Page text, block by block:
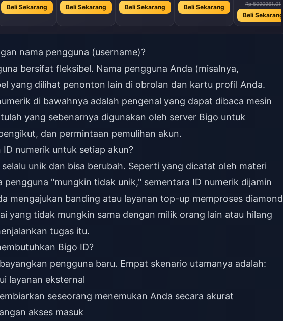
Beli Sekarang Beli Sekarang Beli Sekarang Beli Sekarang Rp 5090961.01
Beli Sekarang
nama pengguna (username)?
bersifat fleksibel. Nama pengguna Anda (misalnya,
yang dilihat penonton lain di obrolan dan kartu profil Anda.
di bawahnya adalah pengenal yang dapat dibaca mesin
yang sebenarnya digunakan oleh server Bigo untuk
dan permintaan pemulihan akun.
numerik untuk setiap akun?
unik dan bisa berubah. Seperti yang dicatat oleh materi
pengguna "mungkin tidak unik," sementara ID numerik dijamin
mengajukan banding atau layanan top-up memproses diamond
yang tidak mungkin sama dengan milik orang lain atau hilang
tugas itu.
Bigo ID?
pengguna baru. Empat skenario utamanya adalah:
layanan eksternal
seseorang menemukan Anda secara akurat
akses masuk